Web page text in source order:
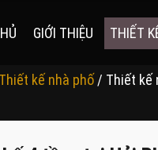
GIỚI THIỆU THIẾT
Thiết kế nhà phố/ Thiết kế